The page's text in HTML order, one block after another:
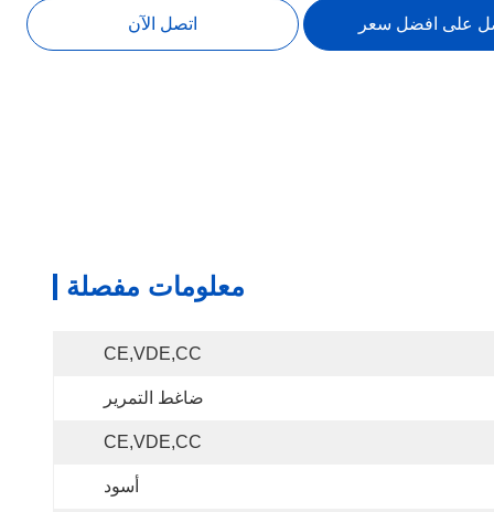
على افضل سعر اتصل الآن
معلومات مفصلة
CE,VDE,CC
ضاغط التمرير
CE,VDE,CC
أسود